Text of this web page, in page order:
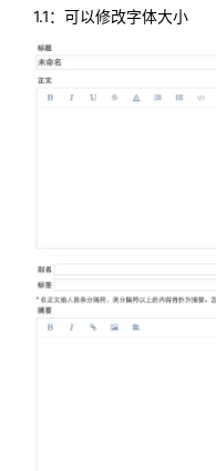
1.1：可以修改字体大小